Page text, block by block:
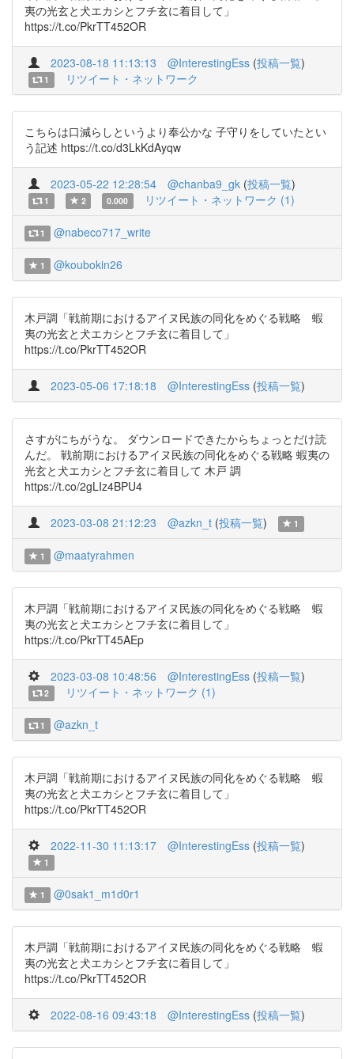
夷の光⽞と⽝エカシとフチ⽞に着目して」
https://t.co/PkrTT452OR
2023-08-18 11:13:13 @InterestingEss (投稿一覧)
1 リツイート・ネットワーク
こちらは口減らしというより奉公かな 子守りをしていたとい
う記述 https://t.co/d3LkKdAyqw
2023-05-22 12:28:54 @chanba9_gk (投稿一覧)
1 2 0.000 リツイート・ネットワーク (1)
1 @nabeco717_write
1 @koubokin26
木戸調「戦前期におけるアイヌ民族の同化をめぐる戦略 蝦
夷の光⽞と⽝エカシとフチ⽞に着目して」
https://t.co/PkrTT452OR
2023-05-06 17:18:18 @InterestingEss (投稿一覧)
さすがにちがうな。 ダウンロードできたからちょっとだけ読
んだ。 戦前期におけるアイヌ民族の同化をめぐる戦略 蝦夷の
光⽞と⽝エカシとフチ⽞に着目して 木戸 調
https://t.co/2gLIz4BPU4
2023-03-08 21:12:23 @azkn_t (投稿一覧) 1
1 @maatyrahmen
木戸調「戦前期におけるアイヌ民族の同化をめぐる戦略 蝦
夷の光⽞と⽝エカシとフチ⽞に着目して」
https://t.co/PkrTT45AEp
2023-03-08 10:48:56 @InterestingEss (投稿一覧)
2 リツイート・ネットワーク (1)
1 @azkn_t
木戸調「戦前期におけるアイヌ民族の同化をめぐる戦略 蝦
夷の光⽞と⽝エカシとフチ⽞に着目して」
https://t.co/PkrTT452OR
2022-11-30 11:13:17 @InterestingEss (投稿一覧)
1
1 @0sak1_m1d0r1
木戸調「戦前期におけるアイヌ民族の同化をめぐる戦略 蝦
夷の光⽞と⽝エカシとフチ⽞に着目して」
https://t.co/PkrTT452OR
2022-08-16 09:43:18 @InterestingEss (投稿一覧)